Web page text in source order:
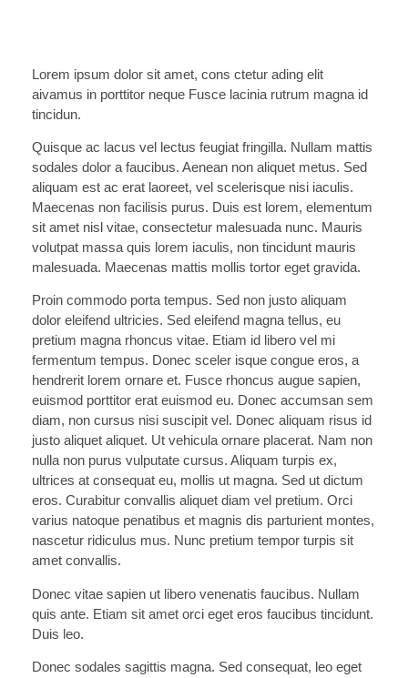
Lorem ipsum dolor sit amet, cons ctetur ading elit
aivamus in porttitor neque Fusce lacinia rutrum magna id
tincidun.
Quisque ac lacus vel lectus feugiat fringilla. Nullam mattis
sodales dolor a faucibus. Aenean non aliquet metus. Sed
aliquam est ac erat laoreet, vel scelerisque nisi iaculis.
Maecenas non facilisis purus. Duis est lorem, elementum
sit amet nisl vitae, consectetur malesuada nunc. Mauris
volutpat massa quis lorem iaculis, non tincidunt mauris
malesuada. Maecenas mattis mollis tortor eget gravida.
Proin commodo porta tempus. Sed non justo aliquam
dolor eleifend ultricies. Sed eleifend magna tellus, eu
pretium magna rhoncus vitae. Etiam id libero vel mi
fermentum tempus. Donec sceler isque congue eros, a
hendrerit lorem ornare et. Fusce rhoncus augue sapien,
euismod porttitor erat euismod eu. Donec accumsan sem
diam, non cursus nisi suscipit vel. Donec aliquam risus id
justo aliquet aliquet. Ut vehicula ornare placerat. Nam non
nulla non purus vulputate cursus. Aliquam turpis ex,
ultrices at consequat eu, mollis ut magna. Sed ut dictum
eros. Curabitur convallis aliquet diam vel pretium. Orci
varius natoque penatibus et magnis dis parturient montes,
nascetur ridiculus mus. Nunc pretium tempor turpis sit
amet convallis.
Donec vitae sapien ut libero venenatis faucibus. Nullam
quis ante. Etiam sit amet orci eget eros faucibus tincidunt.
Duis leo.
Donec sodales sagittis magna. Sed consequat, leo eget